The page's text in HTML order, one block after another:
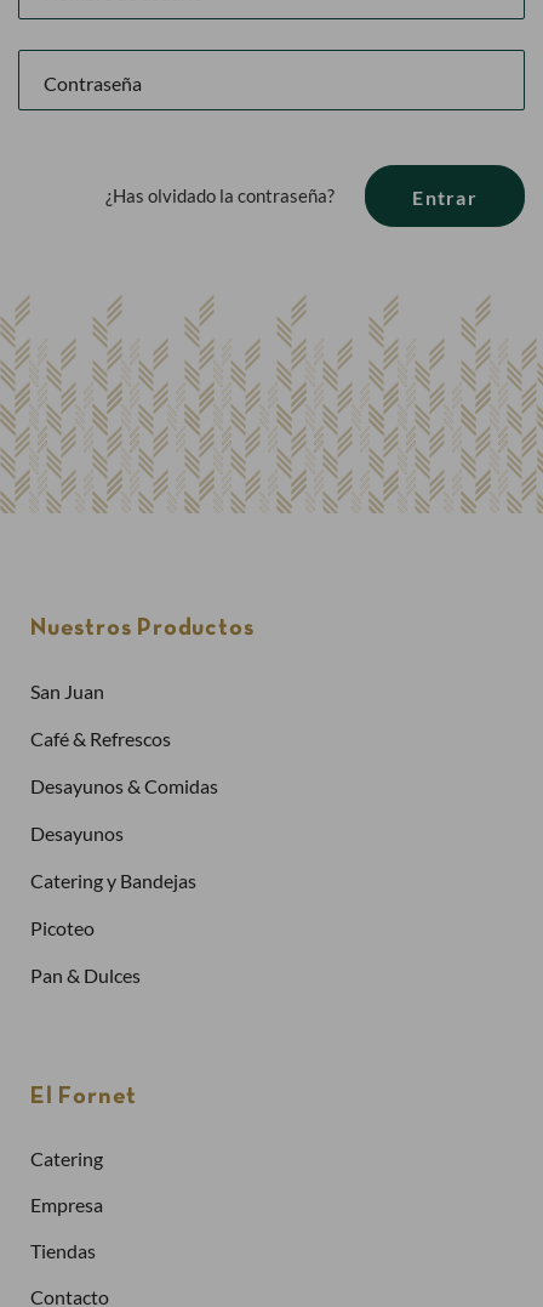
Entrar
¿Has olvidado la contraseña?
Nuestros Productos
San Juan
Café & Refrescos
Desayunos & Comidas
Desayunos
Catering y Bandejas
Picoteo
Pan & Dulces
El Fornet
Catering
Empresa
Tiendas
Contacto
Créate una cuenta
cuenta
Comprar más rápidamente